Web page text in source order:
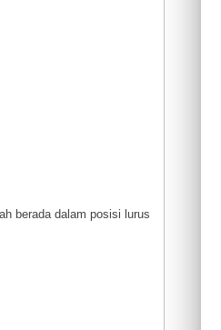
berada dalam posisi lurus